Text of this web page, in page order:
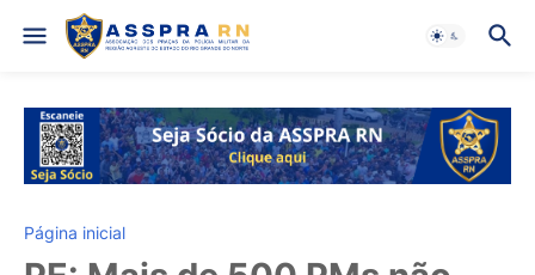
Página inicial